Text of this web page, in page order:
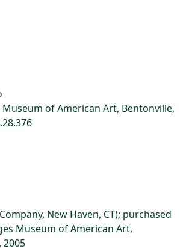
of American Art, Bentonville,
New Haven, CT); purchased
Museum of American Art,
2005